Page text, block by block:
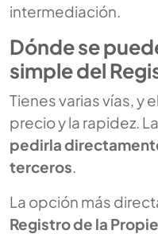
intermediación.
Dónde se
simple del
Tienes varias vías, y
precio y la rapidez.
pedirla
terceros
La opción más
Registro de la